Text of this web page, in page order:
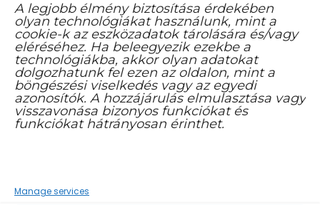
A legjobb élmény biztosítása érdekében
olyan technológiákat használunk, mint a
cookie-k az eszközadatok tárolására és/vagy
eléréséhez. Ha beleegyezik ezekbe a
technológiákba, akkor olyan adatokat
dolgozhatunk fel ezen az oldalon, mint a
böngészési viselkedés vagy az egyedi
azonosítók. A hozzájárulás elmulasztása vagy
visszavonása bizonyos funkciókat és
funkciókat hátrányosan érinthet.
Manage services
FACEBOOK YOUTUBE CSATORNA